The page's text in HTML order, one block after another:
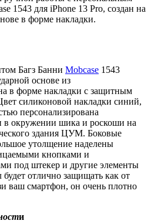
1543 для iPhone 13 Pro, создан на
в форме накладки.
Багз Банни Mobcase 1543
основе из
в форме накладки с защитным
силиконовой накладки синий,
персонализирована
в окружении шика и роскоши на
здания ЦУМ. Боковые
утолщение наделены
кнопками и
под штекер и другие элементы
отлично защищать как от
ваш смартфон, он очень плотно
и